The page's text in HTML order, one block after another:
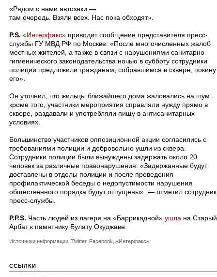
«Рядом с нами автозаки —
там очередь. Взяли всех. Нас пока обходят».
P.S. «Интерфакс» приводит сообщение представителя пресс-
службы ГУ МВД РФ по Москве: «После многочисленных жалоб
местных жителей, а также в связи с нарушениями санитарно-
гигиенического законодательства ночью в субботу сотрудники
полиции предложили гражданам, собравшимся в сквере,
его».
Он уточнил, что жильцы ближайшего дома жаловались на шум,
кроме того, участники мероприятия справляли нужду прямо в
сквере, раздавали и употребляли пищу в антисанитарных
условиях.
Большинство участников оппозиционной акции согласились с
требованиями полиции и добровольно ушли из сквера.
Сотрудники полиции были вынуждены задержать около 20
человек за различные правонарушения. «Задержанные будут
доставлены в отделы полиции и после проведения
профилактической беседы о недопустимости нарушения
общественного порядка будут отпущены», — отметил сотрудник
пресс-службы.
P.P.S. Часть людей из лагеря на «Баррикадной» ушла на Старый
Арбат к памятнику Булату Окуджаве.
Источники информации: Twitter, Facebook, «Интерфакс»
ССЫЛКИ